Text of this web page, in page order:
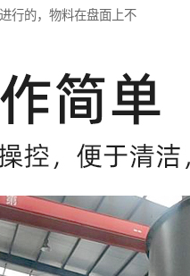
行的，物料在盘面上不